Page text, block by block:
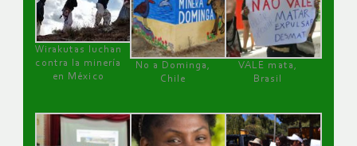
Wirakutas luchan
contra la minería
en México
No a Dominga,
Chile
VALE mata,
Brasil